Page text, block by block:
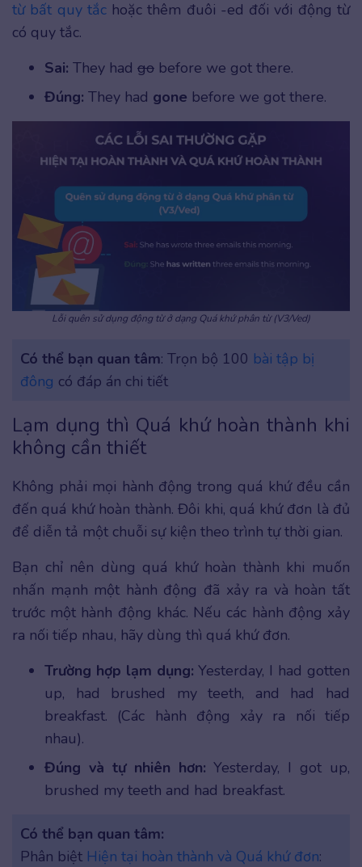
từ bất quy tắchoặc thêm đuôi -ed đối với động từ
có quy tắc.
Sai: They had go before we got there.
Đúng: They had gone before we got there.
Lỗi quên sử dụng động từ ở dạng Quá khứ phân từ (V3/Ved)
Có thể bạn quan tâm: Trọn bộ 100 bài tập bị
đông có đáp án chi tiết
Lạm dụng thì Quá khứ hoàn thành khi
không cần thiết
Không phải mọi hành động trong quá khứ đều cần
đến quá khứ hoàn thành. Đôi khi, quá khứ đơn là đủ
để diễn tả một chuỗi sự kiện theo trình tự thời gian.
Bạn chỉ nên dùng quá khứ hoàn thành khi muốn
nhấn mạnh một hành động đã xảy ra và hoàn tất
trước một hành động khác. Nếu các hành động xảy
ra nối tiếp nhau, hãy dùng thì quá khứ đơn.
Trường hợp lạm dụng: Yesterday, I had gotten
up, had brushed my teeth, and had had
breakfast. (Các hành động xảy ra nối tiếp
nhau).
Đúng và tự nhiên hơn: Yesterday, I got up,
brushed my teeth and had breakfast.
Có thể bạn quan tâm:
Phân biệt Hiện tại hoàn thành và Quá khứ đơn: